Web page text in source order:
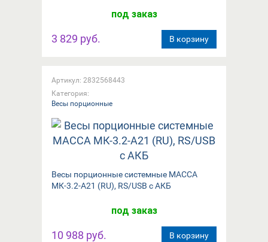
под заказ
3 829 руб. В корзину
Артикул: 2832568443
Категория:
Весы порционные
Весы порционные системные МАССА
МК-3.2-А21 (RU), RS/USB с АКБ
под заказ
10 988 руб. В корзину